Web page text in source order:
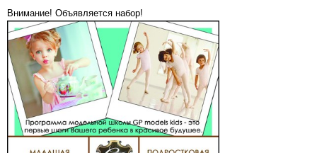
Внимание! Объявляется набор!